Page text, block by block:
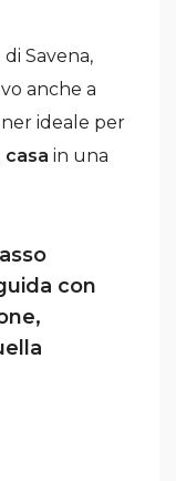
Savena,
anche a
ideale per
casa in una
con